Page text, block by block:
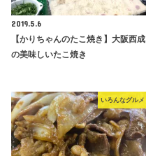
2019.5.6
【かりちゃんのたこ焼き】大阪西成
の美味しいたこ焼き
いろんなグルメ